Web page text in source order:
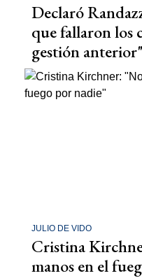
Declaró
que fallaron los
gestión anterior"
JULIO DE VIDO
Cristina
manos en el